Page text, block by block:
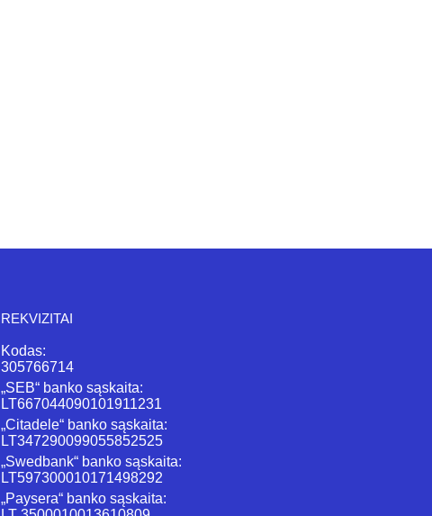
REKVIZITAI
Kodas:
305766714
„SEB“ banko sąskaita:
LT667044090101911231
„Citadele“ banko sąskaita:
LT347290099055852525
„Swedbank“ banko sąskaita:
LT597300010171498292
„Paysera“ banko sąskaita: